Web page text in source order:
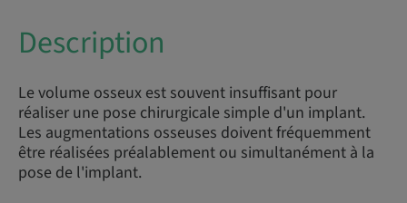
Description
Le volume osseux est souvent insuffisant pour
réaliser une pose chirurgicale simple d'un implant.
Les augmentations osseuses doivent fréquemment
être réalisées préalablement ou simultanément à la
pose de l'implant.